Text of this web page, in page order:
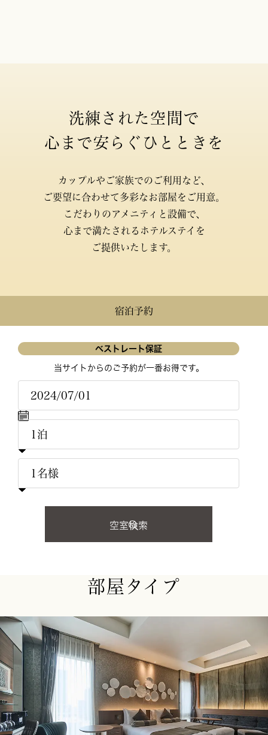
洗練された空間で
心まで安らぐひとときを
カップルやご家族でのご利用など、
ご要望に合わせて多彩なお部屋をご用意。
こだわりのアメニティと設備で、
心まで満たされるホテルステイを
ご提供いたします。
宿泊予約
ベストレート保証
当サイトからのご予約が一番お得です。
Su. Mo.
空室検索
部屋タイプ